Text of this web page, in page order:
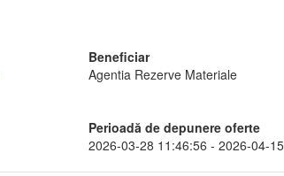
Beneficiar
Agentia Rezerve Materiale
Perioadă de depunere oferte
2026-03-28 11:46:56 - 2026-04-